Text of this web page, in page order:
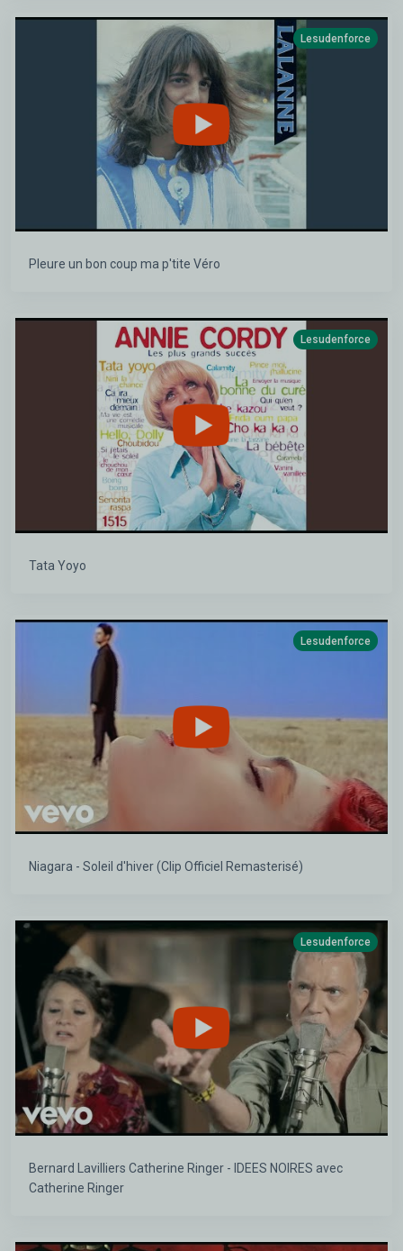
Lesudenforce
Pleure un bon coup ma p'tite Véro
Lesudenforce
Tata Yoyo
Lesudenforce
Niagara - Soleil d'hiver (Clip Officiel Remasterisé)
Lesudenforce
Bernard Lavilliers Catherine Ringer - IDEES NOIRES avec
Catherine Ringer